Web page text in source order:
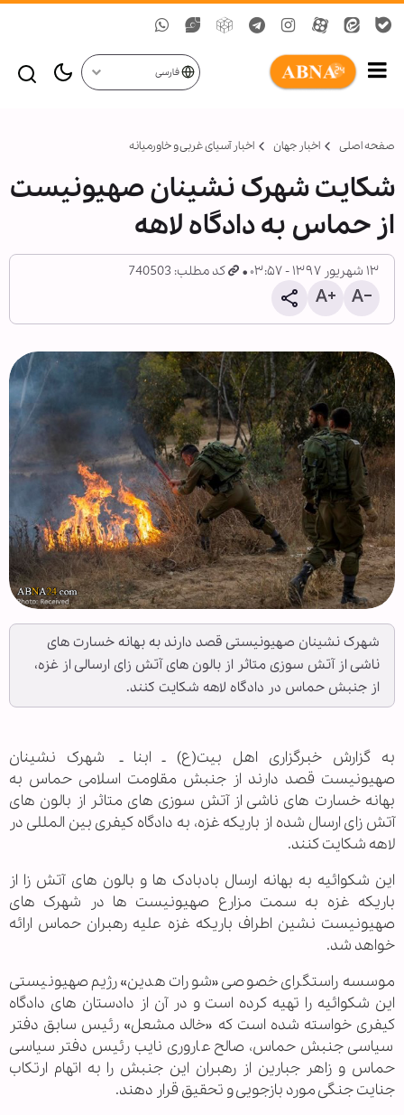
فارسی
صفحه اصلی اخبار جهان اخبار آسیای غربی و خاورمیانه
شکایت شهرک نشینان صهیونیست
از حماس به دادگاه لاهه
۱۳ شهریور ۱۳۹۷ - ۰۳:۵۷ کد مطلب: 740503
شهرک نشینان صهیونیستی قصد دارند به بهانه خسارت های
ناشی از آتش سوزی متاثر از بالون های آتش زای ارسالی از غزه،
از جنبش حماس در دادگاه لاهه شکایت کنند.
به گزارش خبرگزاری اهل بیت(ع) ـ ابنا ـ شهرک نشینان
صهیونیست قصد دارند از جنبش مقاومت اسلامی حماس به
بهانه خسارت های ناشی از آتش سوزی های متاثر از بالون های
آتش زای ارسال شده از باریکه غزه، به دادگاه کیفری بین المللی در
لاهه شکایت کنند.
این شکوائیه به بهانه ارسال بادبادک ها و بالون های آتش زا از
باریکه غزه به سمت مزارع صهیونیست ها در شهرک های
صهیونیست نشین اطراف باریکه غزه علیه رهبران حماس ارائه
خواهد شد.
موسسه راستگرای خصوصی «شورات هدین» رژیم صهیونیستی
این شکوائیه را تهیه کرده است و در آن از دادستان های دادگاه
کیفری خواسته شده است که «خالد مشعل» رئیس سابق دفتر
سیاسی جنبش حماس، صالح عاروری نایب رئیس دفتر سیاسی
حماس و زاهر جبارین از رهبران این جنبش را به اتهام ارتکاب
جنایت جنگی مورد بازجویی و تحقیق قرار دهند.